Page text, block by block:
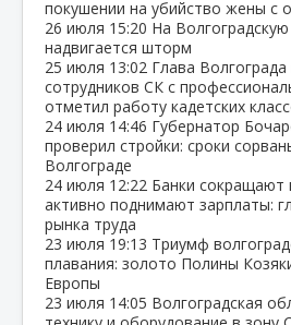
покушении на убийство жены с
26 июля 15:20 На
надвигается шторм
25 июля 13:02 Глава
сотрудников СК с
отметил работу кадетских
24 июля 14:46 Губернатор
проверил стройки: сроки
Волгограде
24 июля 12:22 Банки сокращают
активно поднимают зарплаты:
рынка труда
23 июля 19:13 Триумф
плавания: золото Полины
Европы
23 июля 14:05 Волгоградская